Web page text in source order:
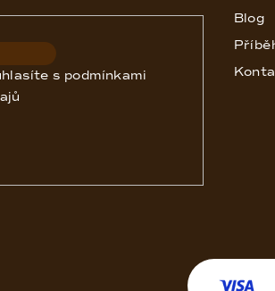
s podmínkami
Blog